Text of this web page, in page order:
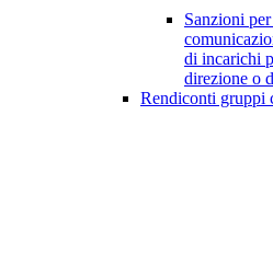
Sanzioni
di incarichi
direzione o
Rendiconti gruppi